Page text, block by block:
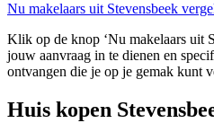
Nu makelaars uit Stevensbeek
Klik op de knop ‘Nu makelaars uit
jouw aanvraag in te dienen en
ontvangen die je op je gemak kunt
Huis kopen